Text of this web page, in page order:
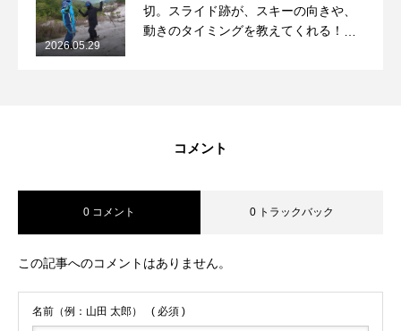
切。スライド跡が、スキーの向きや、
動きのタイミングを教えてくれる！
2026.05.29
コメント
0 コメント 0 トラックバック
この記事へのコメントはありません。
名前（例：山田 太郎） ( 必須 )